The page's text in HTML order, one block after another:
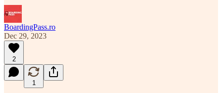
BoardingPass.ro
Dec 29, 2023
2
1